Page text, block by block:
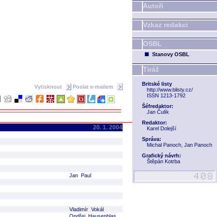
Autoři
Vzkaz redakci
OSBL
Stanovy OSBL
Tiráž
Britské listy
http://www.blisty.cz/
ISSN 1213-1792
Šéfredaktor:
Jan Čulík
Redaktor:
Karel Dolejší
Správa:
Michal Panoch, Jan Panoch
Grafický návrh:
Štěpán Kotrba
Vytisknout Poslat e-mailem
20. 1. 2004
Jan Paul
Vladimír Vokál